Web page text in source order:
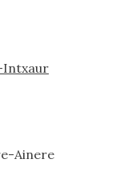
Intxaur
Ainere